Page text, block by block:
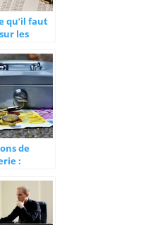
qu’il faut
les
de
: